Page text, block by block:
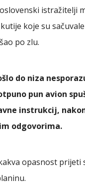
istražitelji
koje su
po zlu.
do niza
pun avion
instrukcij,
odgovorima.
opasnost prijeti